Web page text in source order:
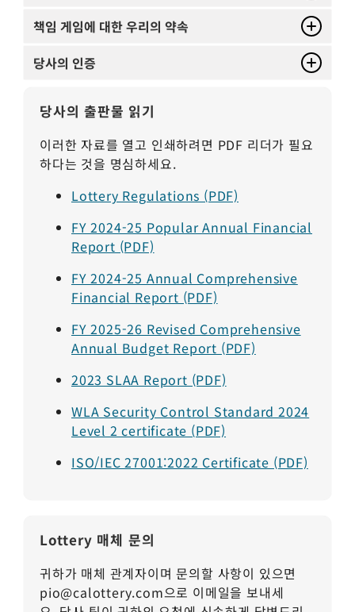
책임 게임에 대한 우리의 약속
당사의 인증
당사의 출판물 읽기
이러한 자료를 열고 인쇄하려면 PDF 리더가 필요
하다는 것을 명심하세요.
Lottery Regulations (PDF)
FY 2024-25 Popular Annual Financial
Report (PDF)
FY 2024-25 Annual Comprehensive
Financial Report (PDF)
FY 2025-26 Revised Comprehensive
Annual Budget Report (PDF)
2023 SLAA Report (PDF)
WLA Security Control Standard 2024
Level 2 certificate (PDF)
ISO/IEC 27001:2022 Certificate (PDF)
Lottery 매체 문의
귀하가 매체 관계자이며 문의할 사항이 있으면
pio@calottery.com으로 이메일을 보내세